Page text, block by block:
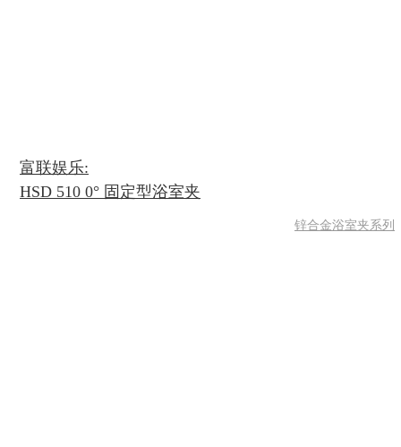
富联娱乐:
HSD 510 0° 固定型浴室夹
锌合金浴室夹系列